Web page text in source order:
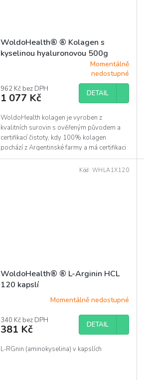
WoldoHealth® ® Kolagen s
kyselinou hyaluronovou 500g
produktu
je
z
5
hvězdiček.
Momentálně
nedostupné
962 Kč bez DPH
1 077 Kč DETAIL
WoldoHealth kolagen je vyroben z
kvalitních surovin s ověřeným původem a
certifikací čistoty, kdy 100% kolagen
pochází z Argentinské farmy a má certifikaci
Halal. Neobsahuje...
WoldoHealth® ® L-Arginin HCL
120 kapslí
Momentálně nedostupné
340 Kč bez DPH
381 Kč DETAIL
L-RGnin (aminokyselina) v kapslích
Kód: WHLA1X120